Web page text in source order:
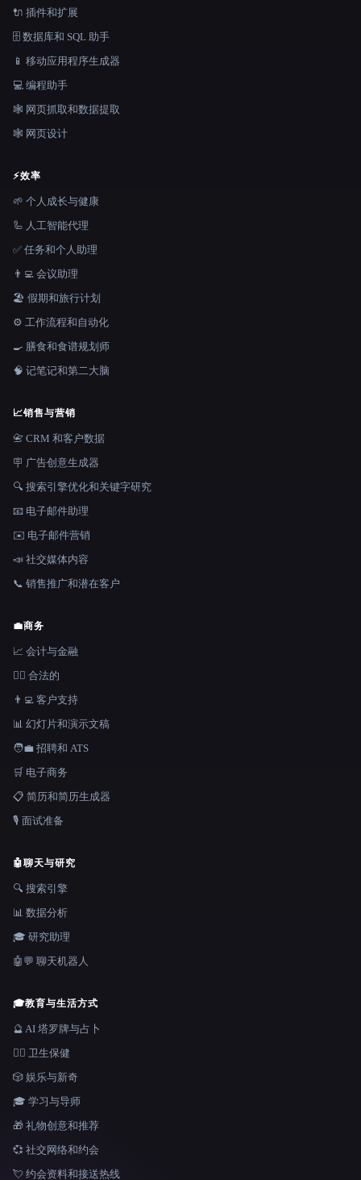
🔌 插件和扩展
🗄️ 数据库和 SQL 助手
📱 移动应用程序生成器
💻 编程助手
🕸️ 网页抓取和数据提取
🕸 网页设计
⚡效率
🌱 个人成长与健康
🦾 人工智能代理
✅ 任务和个人助理
👨‍💻 会议助理
🏖 假期和旅行计划
⚙️ 工作流程和自动化
🍳 膳食和食谱规划师
🧠 记笔记和第二大脑
📈销售与营销
📇 CRM 和客户数据
🪧 广告创意生成器
🔍 搜索引擎优化和关键字研究
📧 电子邮件助理
✉️ 电子邮件营销
📣 社交媒体内容
📞 销售推广和潜在客户
💼商务
📈 会计与金融
👩‍⚖️ 合法的
👨‍💻 客户支持
📊 幻灯片和演示文稿
🧑‍💼 招聘和 ATS
🛒 电子商务
📋 简历和简历生成器
🎙️ 面试准备
🤖聊天与研究
🔍 搜索引擎
📊 数据分析
🎓 研究助理
🤖💬 聊天机器人
🎓教育与生活方式
🔮 AI 塔罗牌与占卜
👩‍⚕️ 卫生保健
🎲 娱乐与新奇
🎓 学习与导师
🎁 礼物创意和推荐
💞 社交网络和约会
💘 约会资料和接送热线